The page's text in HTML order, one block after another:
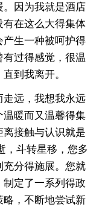
。因为我就是酒店
有在这么大得集体
产生一种被呵护得
过得感觉，很温
到我离开。
远，我想我永远
暖而又温馨得集
接触与认识就是
，斗转星移，您多
分得施展。您就
定了一系列得政
，不断地尝试新